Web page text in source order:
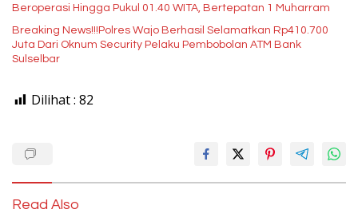
Beroperasi Hingga Pukul 01.40 WITA, Bertepatan 1 Muharram
Breaking News!!!Polres Wajo Berhasil Selamatkan Rp410.700
Juta Dari Oknum Security Pelaku Pembobolan ATM Bank
Sulselbar
Dilihat : 82
Read Also